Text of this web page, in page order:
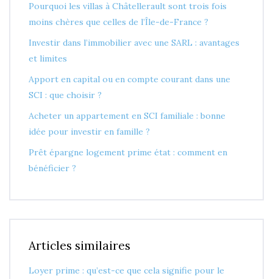
Pourquoi les villas à Châtellerault sont trois fois
moins chères que celles de l’Île-de-France ?
Investir dans l’immobilier avec une SARL : avantages
et limites
Apport en capital ou en compte courant dans une
SCI : que choisir ?
Acheter un appartement en SCI familiale : bonne
idée pour investir en famille ?
Prêt épargne logement prime état : comment en
bénéficier ?
Articles similaires
Loyer prime : qu’est-ce que cela signifie pour le